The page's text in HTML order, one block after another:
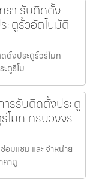
รา รับติดตั้ง
ะตูรั้วอัตโนมัติ
ตั้งประตูรั้วรีโมท
ตูรีโม
รรับติดตั้งประตู
โมท ครบวงจร
มแซม และ จำหน่าย
คาถู